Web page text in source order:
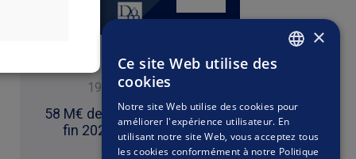
Divers
19 janvier 2026
58 M€ de collecte depuis la
fin 2025 à aujourd'hui
Soirée
fin
valeurs
plus
plus agressif
leur propre
les devises
l’achat, la
l’objet de
relative à
pourra être
la déclaration
×
Ce site Web utilise des
cookies
Notre site Web utilise des cookies pour
améliorer l'expérience utilisateur. En
utilisant notre site Web, vous acceptez tous
les cookies conformément à notre Politique